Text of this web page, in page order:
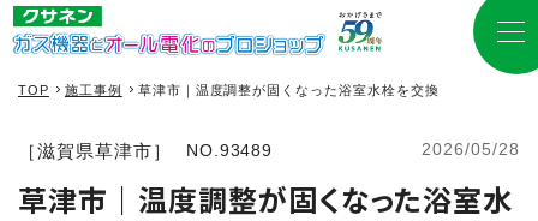
TOP 施工事例 草津市｜温度調整が固くなった浴室水栓を交換
［滋賀県草津市］ NO.93489 2026/05/28
草津市｜温度調整が固くなった浴室水